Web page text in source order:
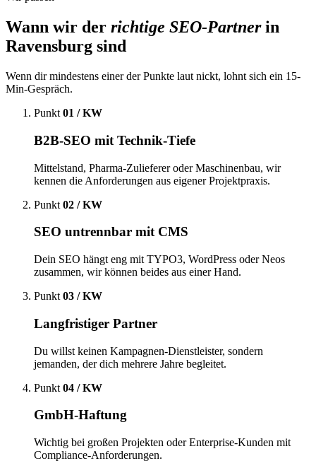
Wann wir der richtige SEO-Partnerin
Ravensburg sind
Wenn dir mindestens einer der Punkte laut nickt, lohnt sich ein 15-
Min-Gespräch.
Punkt 01 / KW
B2B-SEO mit Technik-Tiefe
Mittelstand, Pharma-Zulieferer oder Maschinenbau, wir
kennen die Anforderungen aus eigener Projektpraxis.
Punkt 02 / KW
SEO untrennbar mit CMS
Dein SEO hängt eng mit TYPO3, WordPress oder Neos
zusammen, wir können beides aus einer Hand.
Punkt 03 / KW
Langfristiger Partner
Du willst keinen Kampagnen-Dienstleister, sondern
jemanden, der dich mehrere Jahre begleitet.
Punkt 04 / KW
GmbH-Haftung
Wichtig bei großen Projekten oder Enterprise-Kunden mit
Compliance-Anforderungen.